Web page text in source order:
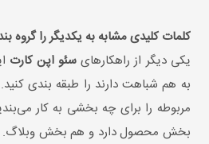
کلمات کلیدی مشابه به یکدیگر را گروه
یکی دیگر از راهکارهای سئو اپن کارت
به هم شباهت دارند را طبقه بندی کنید.
مربوطه را برای چه بخشی به کار
بخش محصول دارد و هم بخش وبلاگ.